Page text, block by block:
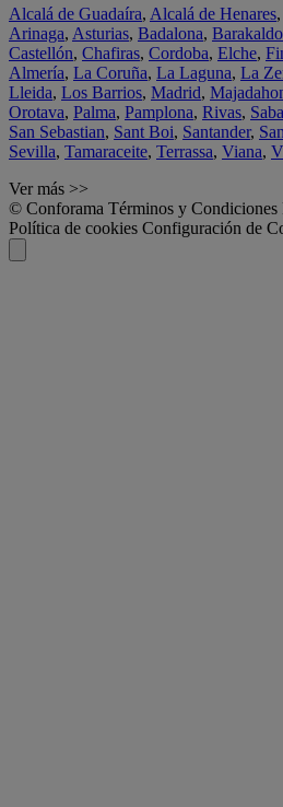
Alcalá de Guadaíra, Alcalá de Henares,
Arinaga, Asturias, Badalona, Barakaldo
Castellón, Chafiras, Cordoba, Elche,
Almería, La Coruña, La Laguna, La
Lleida, Los Barrios, Madrid,
Orotava, Palma, Pamplona, Rivas,
San Sebastian, Sant Boi, Santander,
Sevilla, Tamaraceite, Terrassa, Viana,
Ver más >>
© Conforama Términos y Condiciones
Política de cookies Configuración de